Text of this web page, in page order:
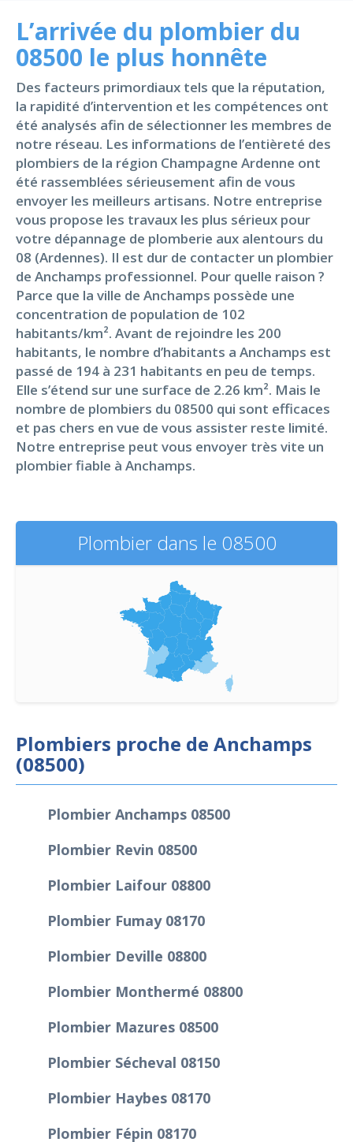
L’arrivée du plombier du
08500 le plus honnête
Des facteurs primordiaux tels que la réputation,
la rapidité d’intervention et les compétences ont
été analysés afin de sélectionner les membres de
notre réseau. Les informations de l’entièreté des
plombiers de la région Champagne Ardenne ont
été rassemblées sérieusement afin de vous
envoyer les meilleurs artisans. Notre entreprise
vous propose les travaux les plus sérieux pour
votre dépannage de plomberie aux alentours du
08 (Ardennes). Il est dur de contacter un plombier
de Anchamps professionnel. Pour quelle raison ?
Parce que la ville de Anchamps possède une
concentration de population de 102
habitants/km². Avant de rejoindre les 200
habitants, le nombre d’habitants a Anchamps est
passé de 194 à 231 habitants en peu de temps.
Elle s’étend sur une surface de 2.26 km². Mais le
nombre de plombiers du 08500 qui sont efficaces
et pas chers en vue de vous assister reste limité.
Notre entreprise peut vous envoyer très vite un
plombier fiable à Anchamps.
Plombier dans le 08500
Plombiers proche de Anchamps
(08500)
Plombier Anchamps 08500
Plombier Revin 08500
Plombier Laifour 08800
Plombier Fumay 08170
Plombier Deville 08800
Plombier Monthermé 08800
Plombier Mazures 08500
Plombier Sécheval 08150
Plombier Haybes 08170
Plombier Fépin 08170